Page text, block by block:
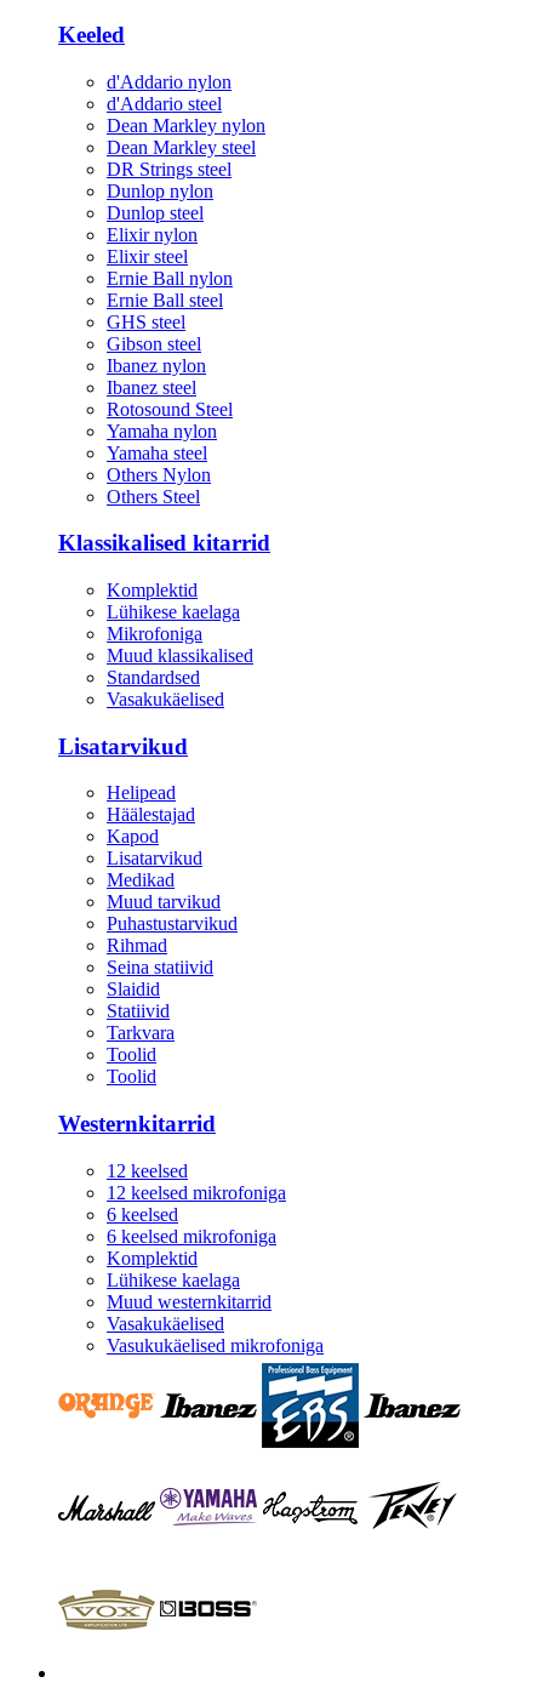
Keeled
d'Addario nylon
d'Addario steel
Dean Markley nylon
Dean Markley steel
DR Strings steel
Dunlop nylon
Dunlop steel
Elixir nylon
Elixir steel
Ernie Ball nylon
Ernie Ball steel
GHS steel
Gibson steel
Ibanez nylon
Ibanez steel
Rotosound Steel
Yamaha nylon
Yamaha steel
Others Nylon
Others Steel
Klassikalised kitarrid
Komplektid
Lühikese kaelaga
Mikrofoniga
Muud klassikalised
Standardsed
Vasakukäelised
Lisatarvikud
Helipead
Häälestajad
Kapod
Lisatarvikud
Medikad
Muud tarvikud
Puhastustarvikud
Rihmad
Seina statiivid
Slaidid
Statiivid
Tarkvara
Toolid
Toolid
Westernkitarrid
12 keelsed
12 keelsed mikrofoniga
6 keelsed
6 keelsed mikrofoniga
Komplektid
Lühikese kaelaga
Muud westernkitarrid
Vasakukäelised
Vasukukäelised mikrofoniga